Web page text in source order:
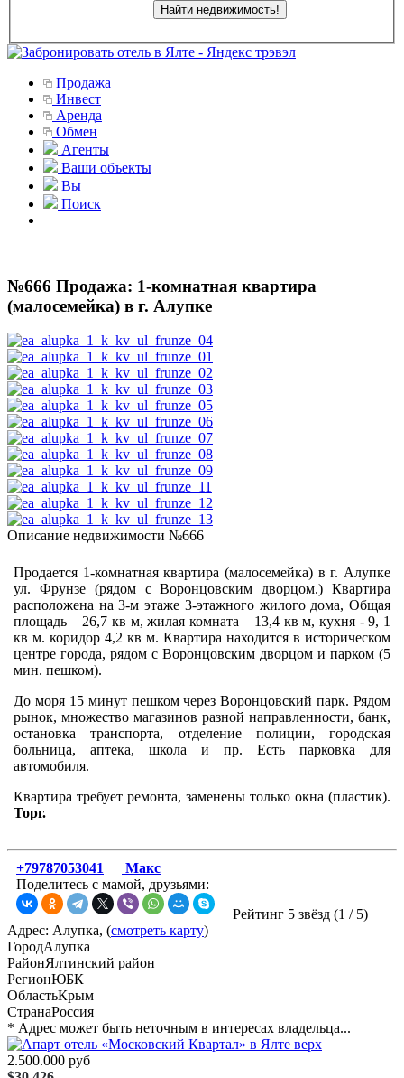
Продажа
Инвест
Аренда
Обмен
Агенты
Ваши объекты
Вы
Поиск
№666 Продажа: 1-комнатная квартира
(малосемейка) в г. Алупке
Описание недвижимости №666
Продается 1-комнатная квартира (малосемейка) в г. Алупке
ул. Фрунзе (рядом с Воронцовским дворцом.) Квартира
расположена на 3-м этаже 3-этажного жилого дома, Общая
площадь – 26,7 кв м, жилая комната – 13,4 кв м, кухня - 9, 1
кв м. коридор 4,2 кв м. Квартира находится в историческом
центре города, рядом с Воронцовским дворцом и парком (5
мин. пешком).
До моря 15 минут пешком через Воронцовский парк. Рядом
рынок, множество магазинов разной направленности, банк,
остановка транспорта, отделение полиции, городская
больница, аптека, школа и пр. Есть парковка для
автомобиля.
Квартира требует ремонта, заменены только окна (пластик).
Торг.
+79787053041
Макс
Поделитесь с мамой, друзьями:
Рейтинг 5 звёзд (1 / 5)
Адрес: Алупка, (смотреть карту)
ГородАлупка
РайонЯлтинский район
РегионЮБК
ОбластьКрым
СтранаРоссия
* Адрес может быть неточным в интересах владельца...
2.500.000 руб